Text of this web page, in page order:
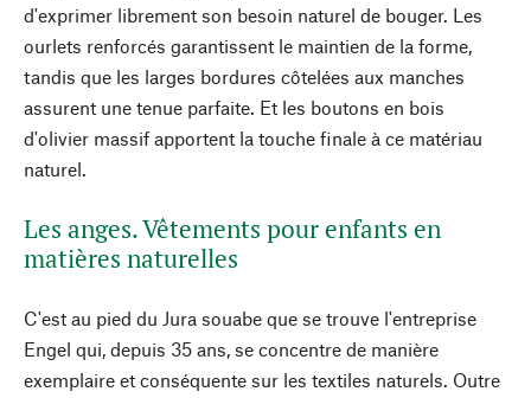
d'exprimer librement son besoin naturel de bouger. Les
ourlets renforcés garantissent le maintien de la forme,
tandis que les larges bordures côtelées aux manches
assurent une tenue parfaite. Et les boutons en bois
d'olivier massif apportent la touche finale à ce matériau
naturel.
Les anges. Vêtements pour enfants en
matières naturelles
C'est au pied du Jura souabe que se trouve l'entreprise
Engel qui, depuis 35 ans, se concentre de manière
exemplaire et conséquente sur les textiles naturels. Outre